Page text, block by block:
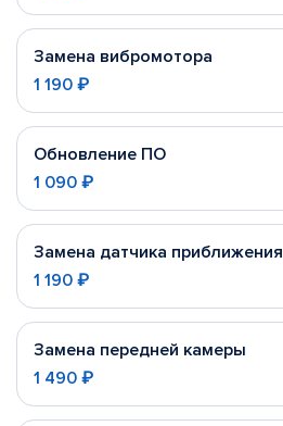
Замена вибромотора
1 190 ₽
Обновление ПО
1 090 ₽
Замена датчика приближения
1 190 ₽
Замена передней камеры
1 490 ₽